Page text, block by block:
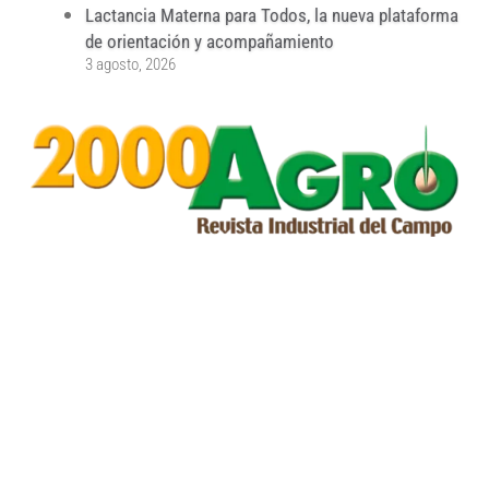
Lactancia Materna para Todos, la nueva plataforma
de orientación y acompañamiento
3 agosto, 2026